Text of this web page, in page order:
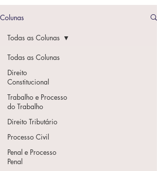
Colunas
Todas as Colunas
Direito
Constitucional
Trabalho e Processo
do Trabalho
Direito Tributário
Processo Civil
Penal e Processo
Penal
Todas as Colunas